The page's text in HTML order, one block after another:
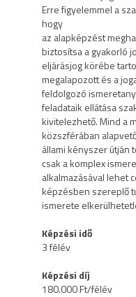
Erre figyelemmel a
hogy
az alapképzést
biztosítsa a gyakorló
eljárásjog körébe
megalapozott és a
feldolgozó
feladataik ellátása
kivitelezhető. Mind a
közszférában
állami kényszer útján
csak a komplex
alkalmazásával lehet
képzésben szereplő
ismerete
Képzési idő
3 félév
Képzési díj
180.000 Ft/félév